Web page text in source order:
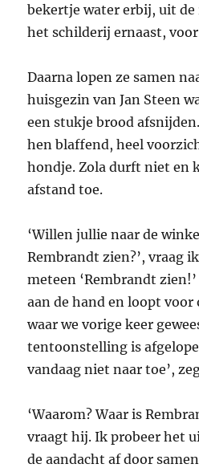
bekertje water erbij, uit
het schilderij ernaast,
Daarna lopen ze samen
huisgezin van Jan Steen
een stukje brood
hen blaffend, heel
hondje. Zola durft niet en
afstand toe.
‘Willen jullie naar de
Rembrandt zien?’, vraag
meteen ‘Rembrandt
aan de hand en loopt voor
waar we vorige keer
tentoonstelling is
vandaag niet naar toe’,
‘Waarom? Waar is
vraagt hij. Ik probeer het
de aandacht af door